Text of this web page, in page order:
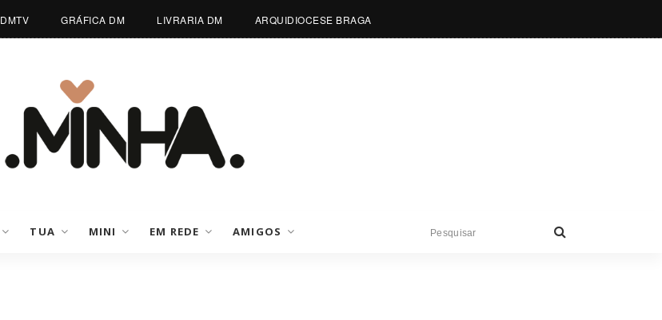
DMTV GRÁFICA DM LIVRARIA DM ARQUIDIOCESE BRAGA
TUA MINI EM REDE AMIGOS